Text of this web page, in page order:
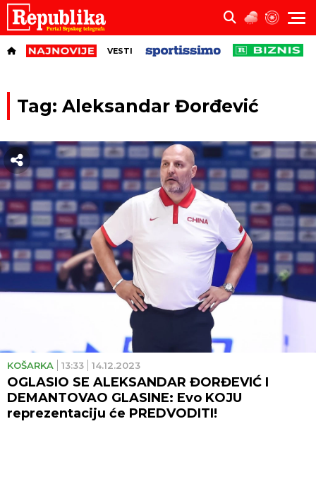
VESTI
Tag: Aleksandar Đorđević
KOŠARKA 13:33 14.12.2023
OGLASIO SE ALEKSANDAR ĐORĐEVIĆ I
DEMANTOVAO GLASINE: Evo KOJU
reprezentaciju će PREDVODITI!